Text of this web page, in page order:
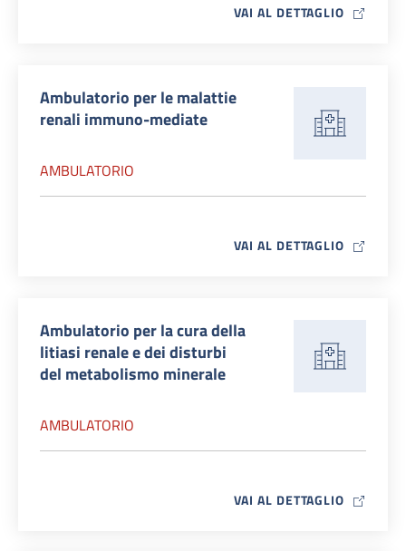
VAI AL DETTAGLIO MAP ICON
Ambulatorio per le malattie
renali immuno-mediate
AMBULATORIO
VAI AL DETTAGLIO MAP ICON
Ambulatorio per la cura della
litiasi renale e dei disturbi
del metabolismo minerale
AMBULATORIO
VAI AL DETTAGLIO MAP ICON